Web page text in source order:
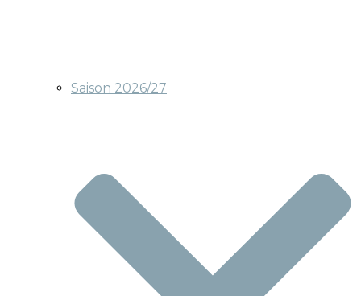
Saison 2026/27